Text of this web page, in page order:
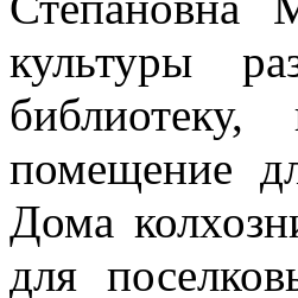
культуры
помещение
Дома
для